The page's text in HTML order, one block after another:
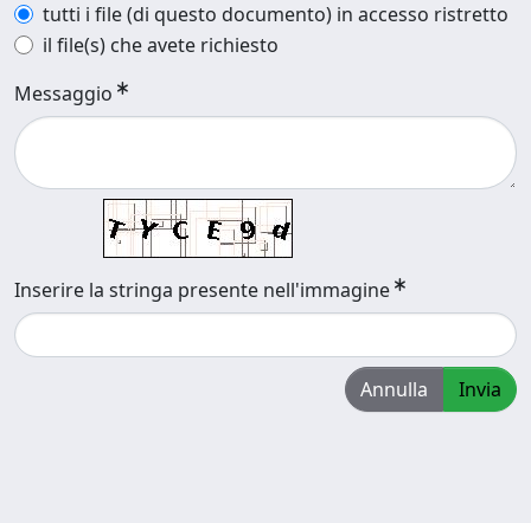
tutti i file (di questo documento) in accesso ristretto
il file(s) che avete richiesto
Messaggio
Inserire la stringa presente nell'immagine
Annulla Invia